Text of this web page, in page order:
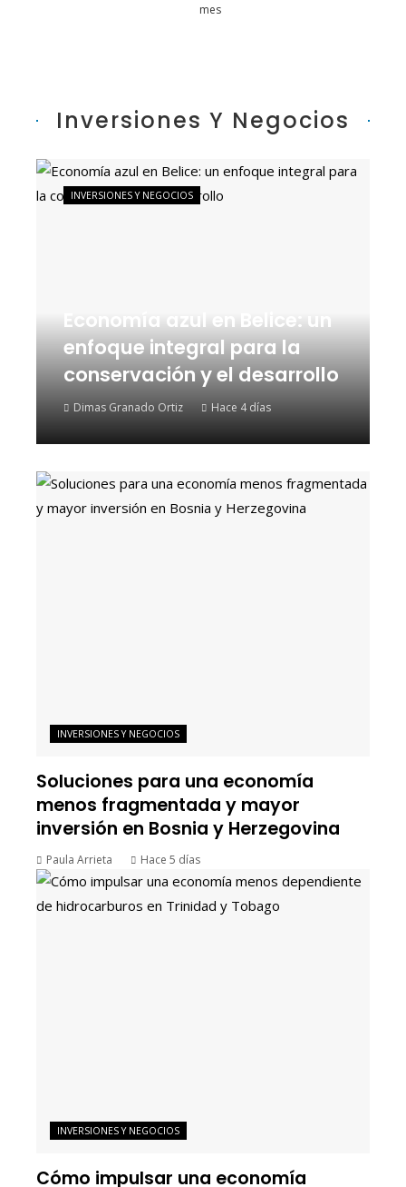
mes
Inversiones Y Negocios
Economía azul en Belice: un
enfoque integral para la
conservación y el desarrollo
Dimas Granado Ortiz Hace 4 días
INVERSIONES Y NEGOCIOS
INVERSIONES Y NEGOCIOS
Soluciones para una economía
menos fragmentada y mayor
inversión en Bosnia y Herzegovina
Paula Arrieta Hace 5 días
INVERSIONES Y NEGOCIOS
Cómo impulsar una economía